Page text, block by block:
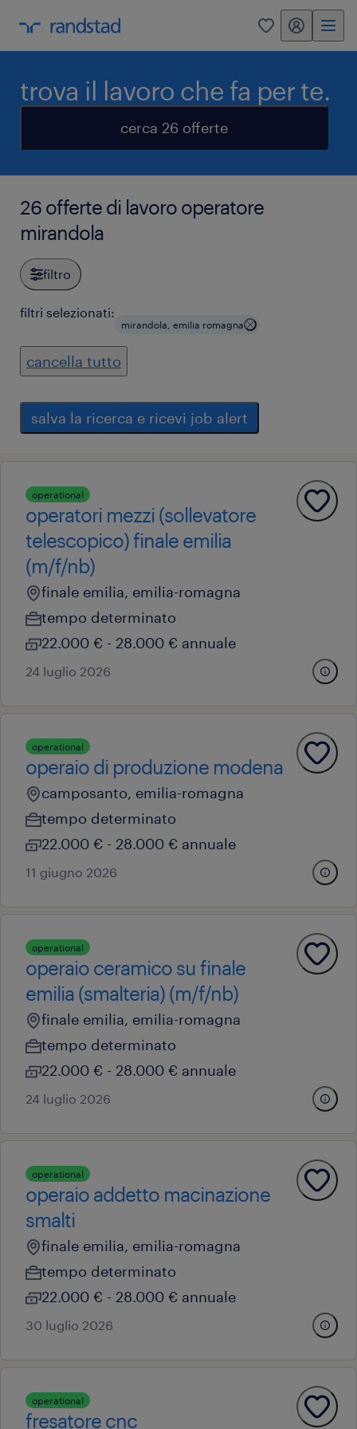
0 my randstad
trova il lavoro che fa per te.
cerca 26 offerte
26 offerte di lavoro operatore
mirandola
filtro
filtri selezionati:
mirandola, emilia romagna
cancella tutto
salva la ricerca e ricevi job alert
operational
operatori mezzi (sollevatore
telescopico) finale emilia
(m/f/nb)
finale emilia, emilia-romagna
tempo determinato
22.000 € - 28.000 € annuale
24 luglio 2026
operational
operaio di produzione modena
camposanto, emilia-romagna
tempo determinato
22.000 € - 28.000 € annuale
11 giugno 2026
operational
operaio ceramico su finale
emilia (smalteria) (m/f/nb)
finale emilia, emilia-romagna
tempo determinato
22.000 € - 28.000 € annuale
24 luglio 2026
operational
operaio addetto macinazione
smalti
finale emilia, emilia-romagna
tempo determinato
22.000 € - 28.000 € annuale
30 luglio 2026
operational
fresatore cnc